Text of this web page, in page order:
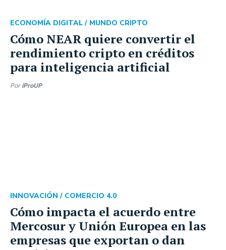
Cómo NEAR quiere convertir el
rendimiento cripto en créditos
para inteligencia artificial
ECONOMÍA DIGITAL / MUNDO CRIPTO
Por iProUP
Cómo impacta el acuerdo entre
Mercosur y Unión Europea en las
empresas que exportan o dan
INNOVACIÓN / COMERCIO 4.0